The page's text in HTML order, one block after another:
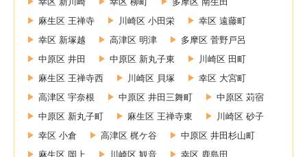
麻生区 王禅寺
川崎区 小田栄
幸区 遠藤町
幸区 新塚越
高津区 明津
多摩区 菅野戸呂
中原区 井田
中原区 新丸子東
川崎区 田町
麻生区 王禅寺西
川崎区 貝塚
幸区 大宮町
高津区 宇奈根
中原区 井田三舞町
中原区 苅宿
中原区 新丸子町
麻生区 王禅寺東
川崎区 砂子
幸区 小倉
高津区 梶ケ谷
中原区 井田杉山町
麻生区 岡上
川崎区 観音
幸区 鹿島田